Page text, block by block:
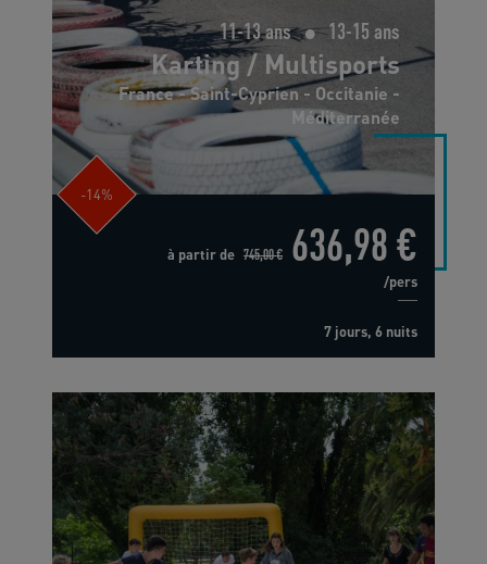
11-13 ans 13-15 ans
Karting / Multisports
France - Saint-Cyprien - Occitanie -
Méditerranée
-14%
à partir de 745,00 € 636,98 €
/pers
7 jours, 6 nuits